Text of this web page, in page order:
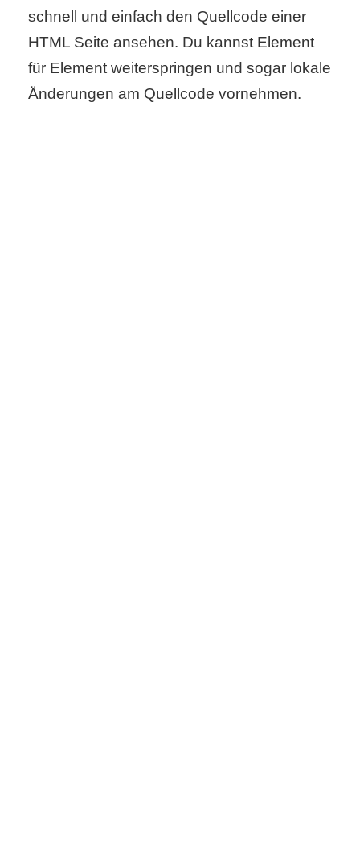
schnell und einfach den Quellcode einer
HTML Seite ansehen. Du kannst Element
für Element weiterspringen und sogar lokale
Änderungen am Quellcode vornehmen.